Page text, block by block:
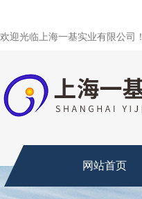
欢迎光临上海一基实业有限公司！
网站首页